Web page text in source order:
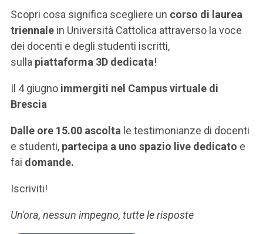
SEI UN DOCENTE O UN MEMBRO DELLO STAFF
ACCEDI A CLOUDMAIL
Scopri cosa significa scegliere un corso di laurea
triennale in Università Cattolica attraverso la voce
dei docenti e degli studenti iscritti,
sulla piattaforma 3D dedicata!
Il 4 giugno immergiti nel Campus virtuale di
Brescia
Dalle ore 15.00 ascolta le testimonianze di docenti
e studenti, partecipa a uno spazio live dedicato e
fai domande.
Iscriviti!
Un'ora, nessun impegno, tutte le risposte